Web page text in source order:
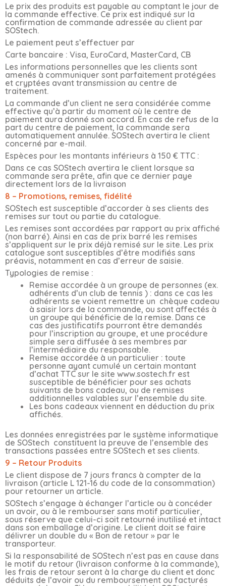
Le prix des produits est payable au comptant le jour de
la commande effective. Ce prix est indiqué sur la
confirmation de commande adressée au client par
SOStech.
Le paiement peut s’effectuer par
Carte bancaire : Visa, EuroCard, MasterCard, CB
Les informations personnelles que les clients sont
amenés à communiquer sont parfaitement protégées
et cryptées avant transmission au centre de
traitement.
La commande d’un client ne sera considérée comme
effective qu’à partir du moment où le centre de
paiement aura donné son accord. En cas de refus de la
part du centre de paiement, la commande sera
automatiquement annulée. SOStech avertira le client
concerné par e-mail.
Espèces pour les montants inférieurs à 150 € TTC :
Dans ce cas SOStech avertira le client lorsque sa
commande sera prête, afin que ce dernier paye
directement lors de la livraison
8 – Promotions, remises, fidélité
SOStech est susceptible d’accorder à ses clients des
remises sur tout ou partie du catalogue.
Les remises sont accordées par rapport au prix affiché
(non barré). Ainsi en cas de prix barré les remises
s’appliquent sur le prix déjà remisé sur le site. Les prix
catalogue sont susceptibles d’être modifiés sans
préavis, notamment en cas d’erreur de saisie.
Typologies de remise :
Remise accordée à un groupe de personnes (ex.
adhérents d’un club de tennis ) : dans ce cas les
adhérents se voient remettre un chèque cadeau
à saisir lors de la commande, ou sont affectés à
un groupe qui bénéficie de la remise. Dans ce
cas des justificatifs pourront être demandés
pour l’inscription au groupe, et une procédure
simple sera diffusée à ses membres par
l’intermédiaire du responsable.
Remise accordée à un particulier : toute
personne ayant cumulé un certain montant
d’achat TTC sur le site www.sostech.fr est
susceptible de bénéficier pour ses achats
suivants de bons cadeau, ou de remises
additionnelles valables sur l’ensemble du site.
Les bons cadeaux viennent en déduction du prix
affichés.
Les données enregistrées par le système informatique
de SOStech constituent la preuve de l’ensemble des
transactions passées entre SOStech et ses clients.
9 – Retour Produits
Le client dispose de 7 jours francs à compter de la
livraison (article L 121-16 du code de la consommation)
pour retourner un article.
SOStech s’engage à échanger l’article ou à concéder
un avoir, ou à le rembourser sans motif particulier,
sous réserve que celui-ci soit retourné inutilisé et intact
dans son emballage d’origine. Le client doit se faire
délivrer un double du « Bon de retour » par le
transporteur.
Si la responsabilité de SOStech n’est pas en cause dans
le motif du retour (livraison conforme à la commande),
les frais de retour seront à la charge du client et donc
déduits de l’avoir ou du remboursement ou facturés